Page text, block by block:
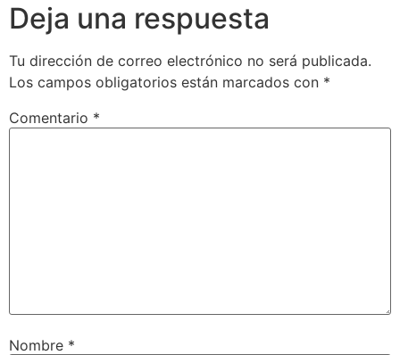
Deja una respuesta
Tu dirección de correo electrónico no será publicada.
Los campos obligatorios están marcados con *
Comentario *
Nombre *